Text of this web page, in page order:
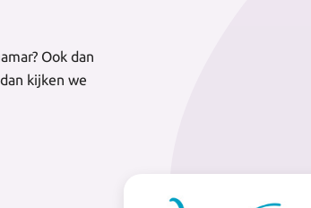
Ook dan
kijken we